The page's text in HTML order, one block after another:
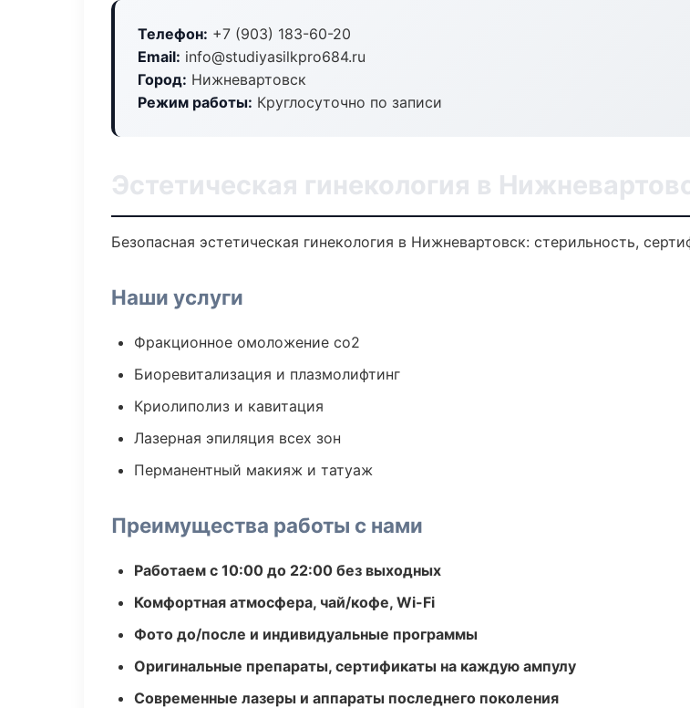
Телефон: +7 (903) 183-60-20
Email: info@studiyasilkpro684.ru
Город: Нижневартовск
Режим работы: Круглосуточно по записи
Эстетическая гинекология в
Безопасная эстетическая гинекология в Нижневартовск: стерильность,
Наши услуги
Фракционное омоложение co2
Биоревитализация и плазмолифтинг
Криолиполиз и кавитация
Лазерная эпиляция всех зон
Перманентный макияж и татуаж
Преимущества работы с нами
Работаем с 10:00 до 22:00 без выходных
Комфортная атмосфера, чай/кофе, Wi-Fi
Фото до/после и индивидуальные программы
Оригинальные препараты, сертификаты на каждую ампулу
Современные лазеры и аппараты последнего поколения